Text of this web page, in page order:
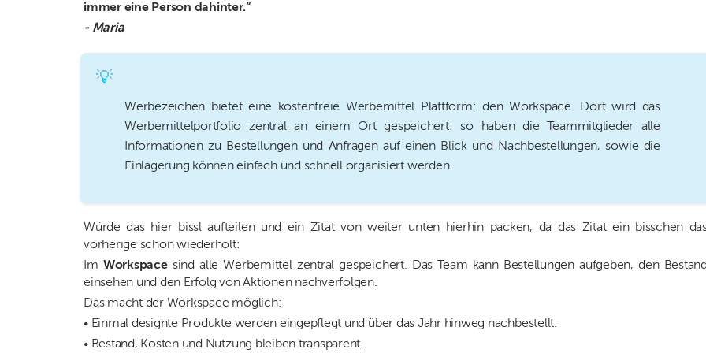
immer eine Person dahinter.“
- Maria
💡
Werbezeichen bietet eine kostenfreie Werbemittel Plattform: den Workspace. Dort wird das
Werbemittelportfolio zentral an einem Ort gespeichert: so haben die Teammitglieder alle
Informationen zu Bestellungen und Anfragen auf einen Blick und Nachbestellungen, sowie die
Einlagerung können einfach und schnell organisiert werden.
Würde das hier bissl aufteilen und ein Zitat von weiter unten hierhin packen, da das Zitat ein bisschen
vorherige schon wiederholt:
Im Workspacesind alle Werbemittel zentral gespeichert. Das Team kann Bestellungen aufgeben, den
einsehen und den Erfolg von Aktionen nachverfolgen.
Das macht der Workspace möglich:
• Einmal designte Produkte werden eingepflegt und über das Jahr hinweg nachbestellt.
• Bestand, Kosten und Nutzung bleiben transparent.